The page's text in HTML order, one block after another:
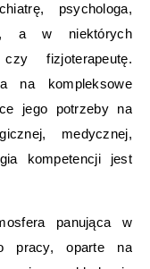
psychologa,
a w niektórych
fizjoterapeutę.
na kompleksowe
jego potrzeby na
medycznej,
kompetencji jest
panująca w
pracy, oparte na